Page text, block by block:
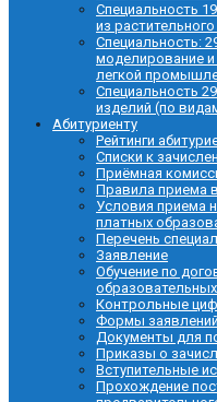
Специальность
из
Специальность:
моделирование и
легкой
Специальность
изделий (по
Абитуриенту
Рейтинги
Списки к
Приёмная
Правила приема
Условия приема
платных
Перечень
Заявление
Обучение по
образовательных
Контрольные
Формы заявлений
Документы для
Приказы о
Вступительные
Прохождение